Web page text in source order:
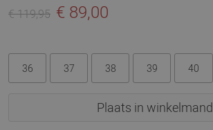
€ 119,95 € 89,00
36 37 38 39 40
Plaats in winkelmand